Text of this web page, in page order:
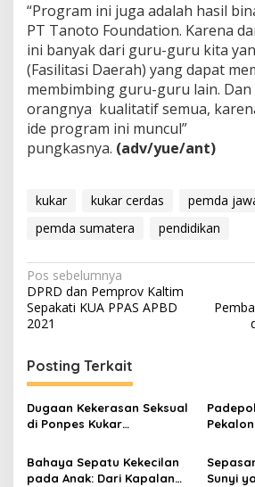
“Program ini juga adalah hasil
PT Tanoto Foundation. Karena
ini banyak dari guru-guru kita
(Fasilitasi Daerah) yang dapat
membimbing guru-guru lain.
orangnya kualitatif semua,
ide program ini muncul”
pungkasnya. (adv/yue/ant)
kukar kukar cerdas
pemda
pemda sumatera
pendidikan
Navigasi
pos
Pos sebelumnya
DPRD dan Pemprov Kaltim
Sepakati KUA PPAS APBD
2021
Posting Terkait
Dugaan Kekerasan Seksual
di Ponpes Kukar
Santriwati Mengaku Jadi
Korban
Bahaya Sepatu Kekecilan
pada Anak: Dari Kapalan
Sunyi